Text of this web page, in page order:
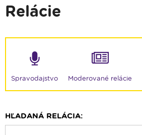
Relácie
Spravodajstvo Moderované relácie
HĽADANÁ RELÁCIA: